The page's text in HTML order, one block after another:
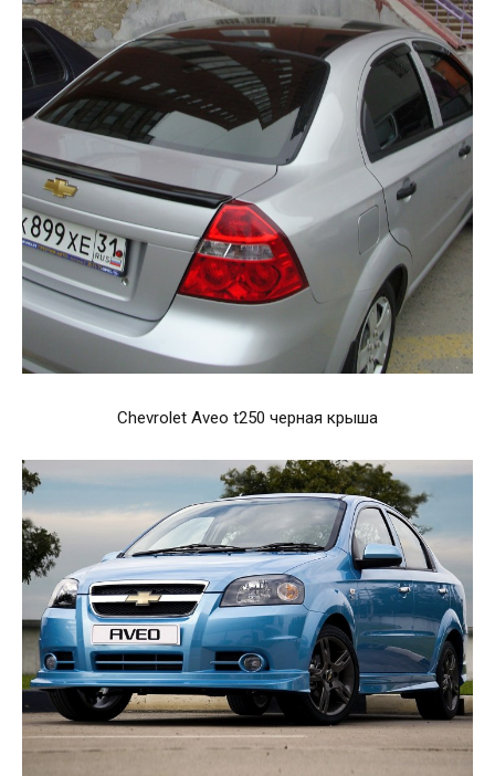
Chevrolet Aveo t250 черная крыша